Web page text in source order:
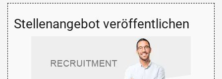
Stellenangebot veröffentlichen